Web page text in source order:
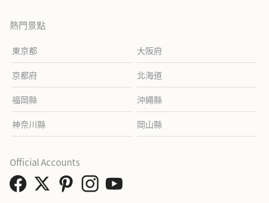
熱門景點
東京都 大阪府
京都府 北海道
福岡縣 沖繩縣
神奈川縣 岡山縣
Official Accounts